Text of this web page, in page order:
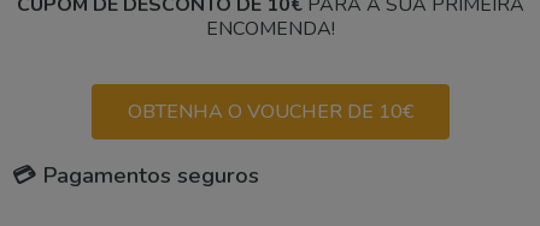
CUPOM DE DESCONTO DE 10€PARA A SUA PRIMEIRA
ENCOMENDA!
OBTENHA O VOUCHER DE 10€
💳 Pagamentos seguros